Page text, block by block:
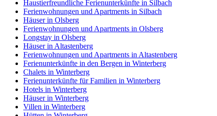
Haustierfreundliche Ferienunterkünfte in Silbach
Ferienwohnungen und Apartments in Silbach
Häuser in Olsberg
Ferienwohnungen und Apartments in Olsberg
Longstay in Olsberg
Häuser in Altastenberg
Ferienwohnungen und Apartments in Altastenberg
Ferienunterkünfte in den Bergen in Winterberg
Chalets in Winterberg
Ferienunterkünfte für Familien in Winterberg
Hotels in Winterberg
Häuser in Winterberg
Villen in Winterberg